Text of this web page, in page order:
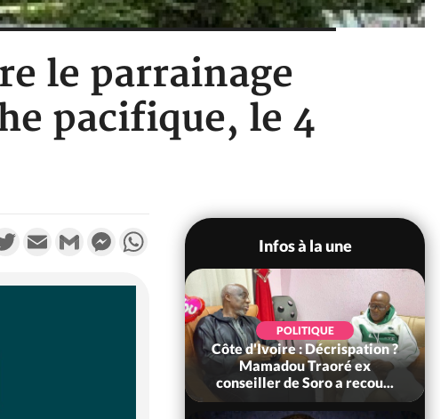
le parrainage
pacifique, le 4
TwitterEmail Gmail MessengerWhatsApp
Infos à la une
d'Ivoire : Ouattara
des sanctions contre
POLITIQUE
Côte d'Ivoire : Décrispation ?
Mamadou Traoré ex
conseiller de Soro a recou...